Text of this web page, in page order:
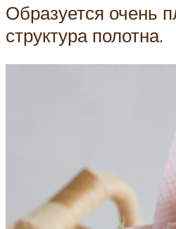
Образуется очень
структура полотна.